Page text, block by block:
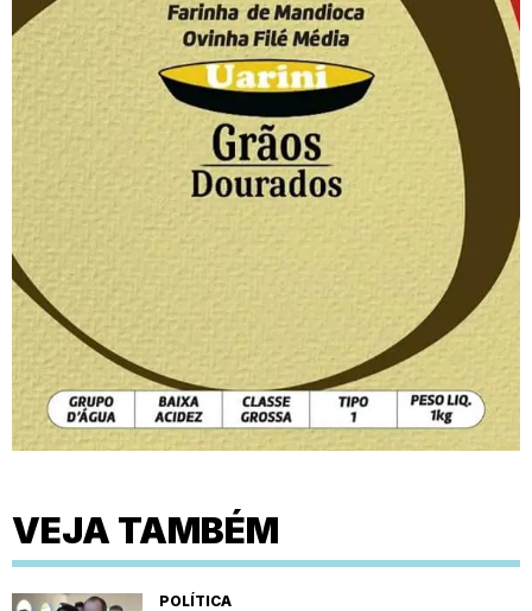
VEJA TAMBÉM
POLÍTICA